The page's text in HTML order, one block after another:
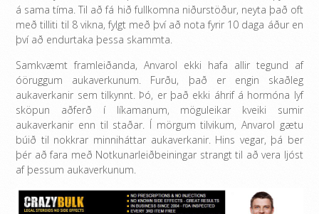
á sama tíma. Til að fá hið fullkomna niðurstöður, neyta það oft
með tilliti til 8 vikna, fylgt með því að nota fyrir 10 daga áður en
því að endurtaka þessa skammta.
Samkvæmt framleiðanda, Anvarol ekki hafa allir tegund af
óöruggum aukaverkunum. Furðu, það er engin skaðleg
aukaverkanir sem tilkynnt. Þó, er það ekki áhrif á hormóna lyf
sköpun aðferð í líkamanum, möguleikar kveiki sumir
aukaverkanir enn til staðar. Í mörgum tilvikum, Anvarol gætu
búið til nokkrar minniháttar aukaverkanir. Hins vegar, þá ber
þér að fara með Notkunarleiðbeiningar strangt til að vera ljóst
af þessum aukaverkunum.